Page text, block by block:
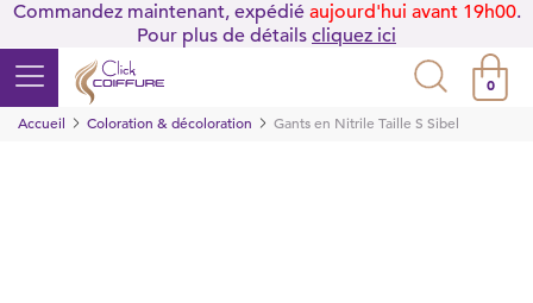
Commandez maintenant, expédié aujourd'hui avant 19h00.
Pour plus de détails cliquez ici
0
Accueil
Coloration & décoloration Gants en Nitrile Taille S Sibel